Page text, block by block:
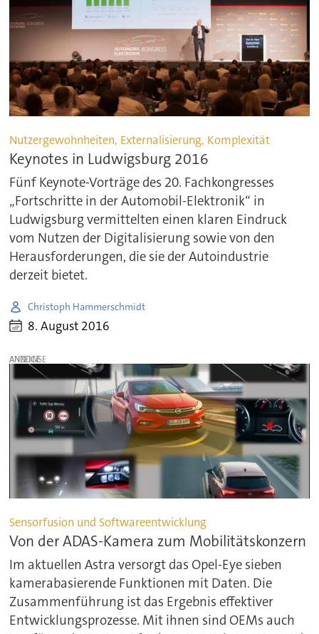
Nutzergewohnheiten, Externalisierung, Komplexität
Keynotes in Ludwigsburg 2016
Fünf Keynote-Vorträge des 20. Fachkongresses
„Fortschritte in der Automobil-Elektronik“ in
Ludwigsburg vermittelten einen klaren Eindruck
vom Nutzen der Digitalisierung sowie von den
Herausforderungen, die sie der Autoindustrie
derzeit bietet.
Christoph Hammerschmidt
8. August 2016
ANZEIGE
Sensorfusion und Softwareentwicklung
Von der ADAS-Kamera zum Mobilitätskonzern
Im aktuellen Astra versorgt das Opel-Eye sieben
kamerabasierende Funktionen mit Daten. Die
Zusammenführung ist das Ergebnis effektiver
Entwicklungsprozesse. Mit ihnen sind OEMs auch